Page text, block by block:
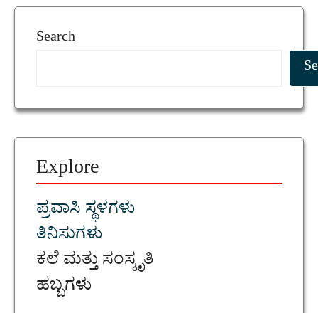
Search
Explore
ಪ್ರವಾಸಿ ಸ್ಥಳಗಳು
ತಿನಿಸುಗಳು
ಕಲೆ ಮತ್ತು ಸಂಸ್ಕೃತಿ
ಹಬ್ಬಗಳು